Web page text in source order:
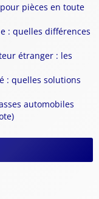
pièces en toute
: quelles différences
étranger : les
: quelles solutions
automobiles